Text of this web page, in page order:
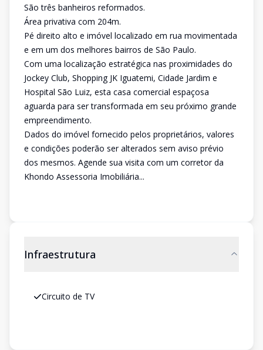
São três banheiros reformados.
Área privativa com 204m.
Pé direito alto e imóvel localizado em rua movimentada
e em um dos melhores bairros de São Paulo.
Com uma localização estratégica nas proximidades do
Jockey Club, Shopping JK Iguatemi, Cidade Jardim e
Hospital São Luiz, esta casa comercial espaçosa
aguarda para ser transformada em seu próximo grande
empreendimento.
Dados do imóvel fornecido pelos proprietários, valores
e condições poderão ser alterados sem aviso prévio
dos mesmos. Agende sua visita com um corretor da
Khondo Assessoria Imobiliária...
Infraestrutura
Circuito de TV